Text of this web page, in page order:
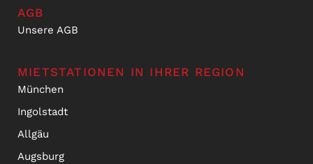
AGB
Unsere AGB
MIETSTATIONEN IN IHRER REGION
München
Ingolstadt
Allgäu
Augsburg